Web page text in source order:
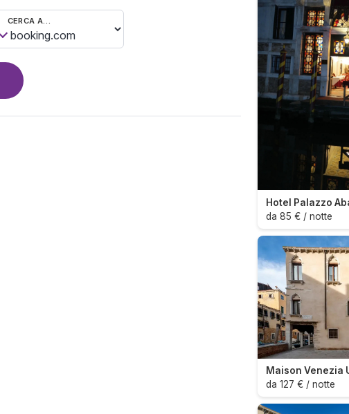
CERCA A…
Hotel Palazzo
da 85 € / notte
Maison Venezia
da 127 € / notte